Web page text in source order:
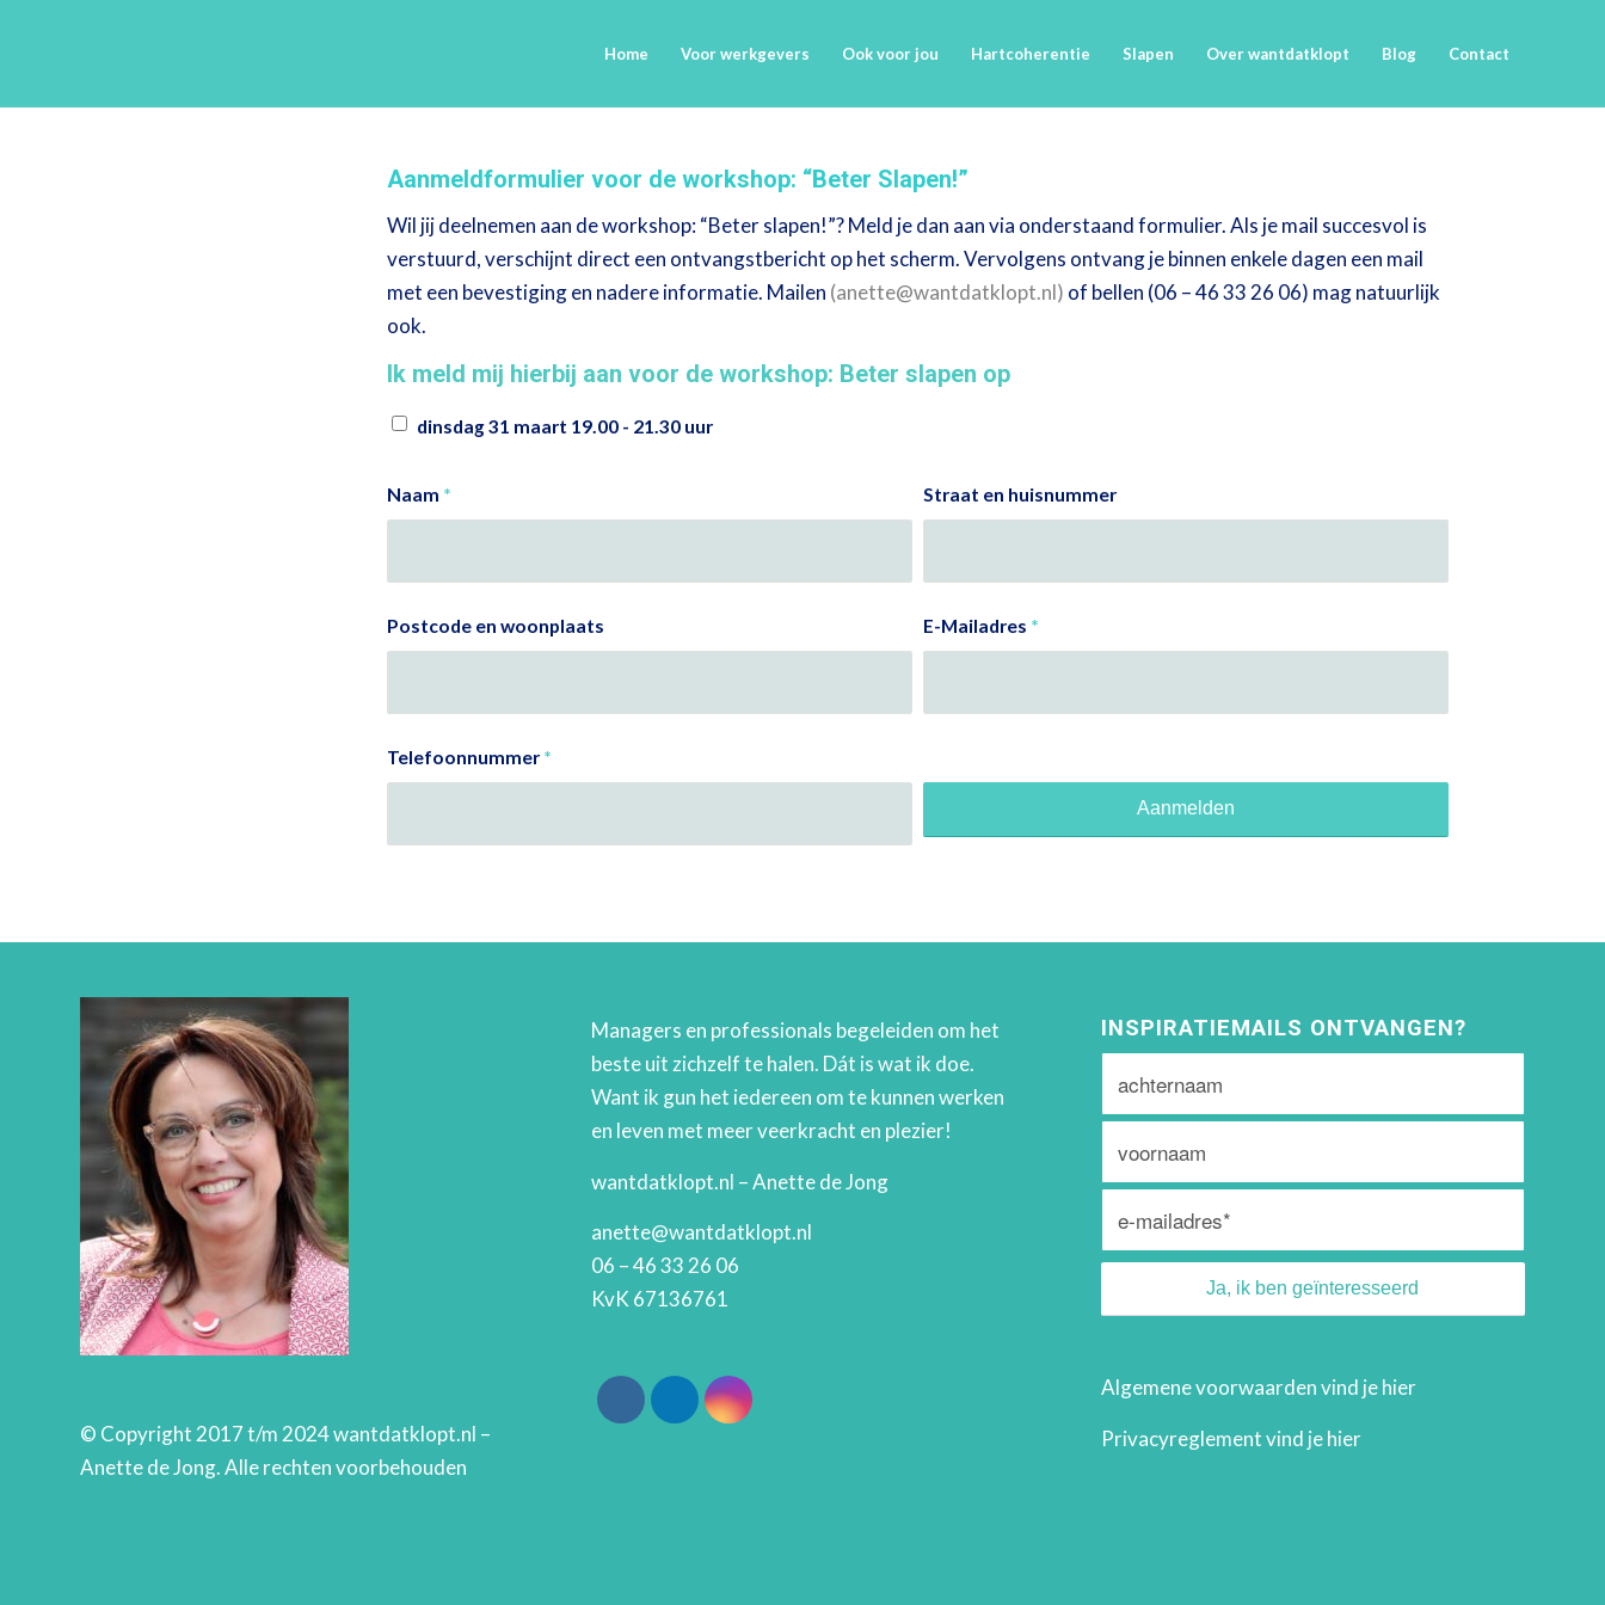
Home Voor werkgevers Ook voor jou Hartcoherentie Slapen Over wantdatklopt Blog Contact
Aanmeldformulier voor de workshop: “Beter Slapen!”
Wil jij deelnemen aan de workshop: “Beter slapen!”? Meld je dan aan via onderstaand formulier. Als je mail succesvol is
verstuurd, verschijnt direct een ontvangstbericht op het scherm. Vervolgens ontvang je binnen enkele dagen een mail
met een bevestiging en nadere informatie. Mailen (anette@wantdatklopt.nl) of bellen (06 – 46 33 26 06) mag natuurlijk
ook.
Ik meld mij hierbij aan voor de workshop: Beter slapen op
dinsdag 31 maart 19.00 - 21.30 uur
Naam * Straat en huisnummer
Postcode en woonplaats E-Mailadres *
Telefoonnummer *
© Copyright 2017 t/m 2024 wantdatklopt.nl –
Anette de Jong. Alle rechten voorbehouden
Managers en professionals begeleiden om het
beste uit zichzelf te halen. Dát is wat ik doe.
Want ik gun het iedereen om te kunnen werken
en leven met meer veerkracht en plezier!
wantdatklopt.nl – Anette de Jong
anette@wantdatklopt.nl
06 – 46 33 26 06
KvK 67136761
INSPIRATIEMAILS ONTVANGEN?
Algemene voorwaarden vind jehier
Privacyreglement vind jehier